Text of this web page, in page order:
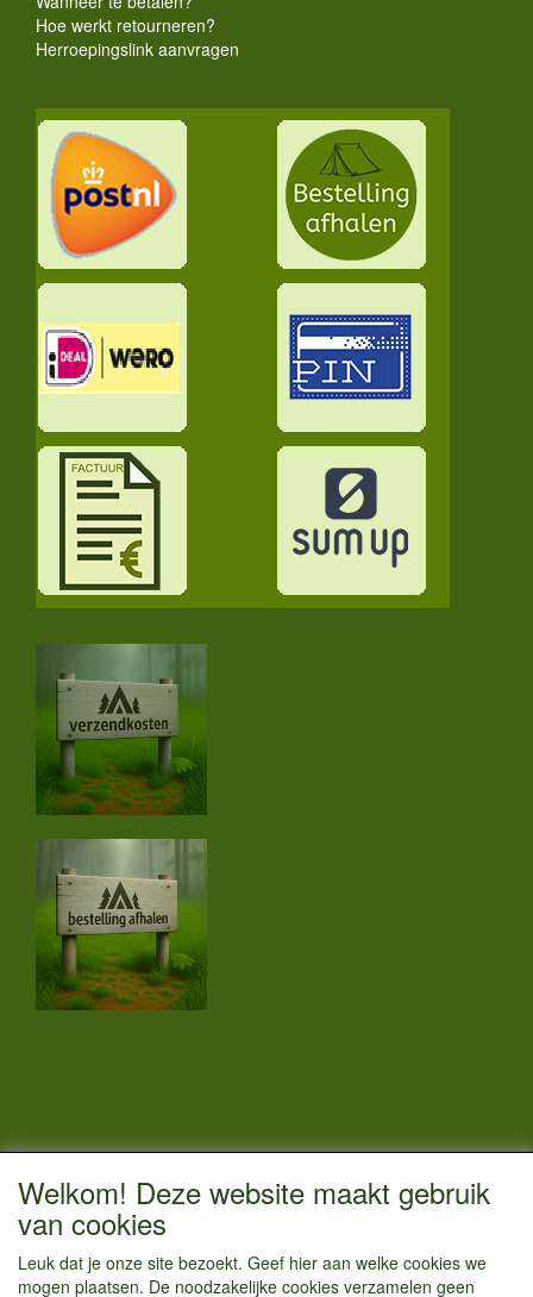
Hoe werkt retourneren?
Herroepingslink aanvragen
CONTACTGEGEVENS
Vestigingsadres:
Hoofdweg 36
Welkom! Deze website maakt gebruik
van cookies
Leuk dat je onze site bezoekt. Geef hier aan welke cookies we
mogen plaatsen. De noodzakelijke cookies verzamelen geen